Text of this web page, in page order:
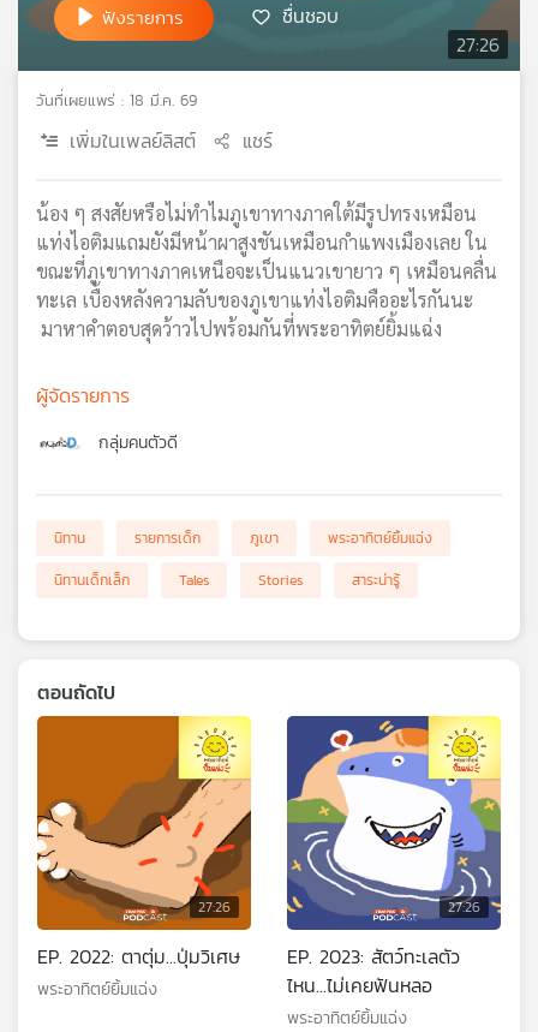
เครือ
วิทยุ
ไทย
เอส
แผนที่
วิทยุ
เครือ
27:26
ฟังรายการ ชื่นชอบ
วันที่เผยแพร่ : 18 มี.ค. 69
เพิ่มในเพลย์ลิสต์ แชร์
น้อง ๆ สงสัยหรือไม่ทำไมภูเขาทางภาคใต้มีรูปทรงเหมือน
แท่งไอติมแถมยังมีหน้าผาสูงชันเหมือนกำแพงเมืองเลย ใน
ขณะที่ภูเขาทางภาคเหนือจะเป็นแนวเขายาว ๆ เหมือนคลื่น
ทะเล เบื้องหลังความลับของภูเขาแท่งไอติมคืออะไรกันนะ
มาหาคำตอบสุดว้าวไปพร้อมกันที่พระอาทิตย์ยิ้มแฉ่ง
ผู้จัดรายการ
กลุ่มคนตัวดี
นิทาน รายการเด็ก ภูเขา
พระอาทิตย์ยิ้มแฉ่ง
นิทานเด็กเล็ก
Tales Stories สาระน่ารู้
ตอนถัดไป
27:26
EP. 2022: ตาตุ่ม...ปุ่มวิเศษ
พระอาทิตย์ยิ้มแฉ่ง
27:26
EP. 2023: สัตว์ทะเลตัว
ไหน...ไม่เคยฟันหลอ
พระอาทิตย์ยิ้มแฉ่ง